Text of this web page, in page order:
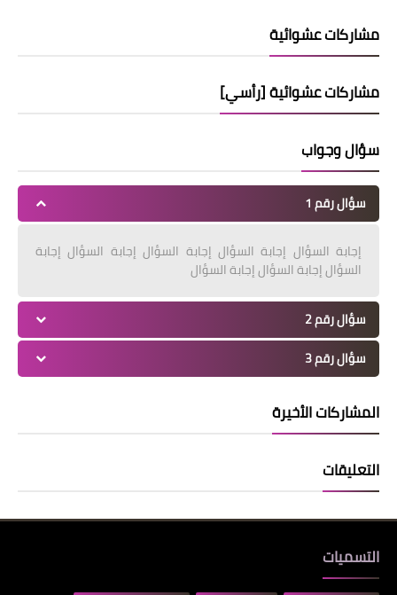
مشاركات عشوائية
مشاركات عشوائية [رأسي]
سؤال وجواب
سؤال رقم 1
إجابة السؤال إجابة السؤال إجابة السؤال إجابة السؤال إجابة
السؤال إجابة السؤال إجابة السؤال
سؤال رقم 2
سؤال رقم 3
المشاركات الأخيرة
التعليقات
التسميات